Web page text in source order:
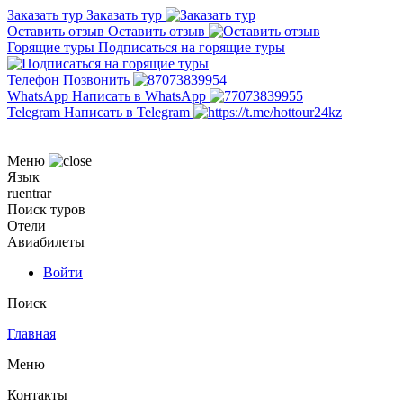
Заказать тур Заказать тур
Оставить отзыв Оставить отзыв
Горящие туры Подписаться на горящие туры
Телефон Позвонить
WhatsApp Написать в WhatsApp
Telegram Написать в Telegram
Меню
Язык
ruentrar
Поиск туров
Отели
Авиабилеты
Войти
Поиск
Главная
Меню
Контакты